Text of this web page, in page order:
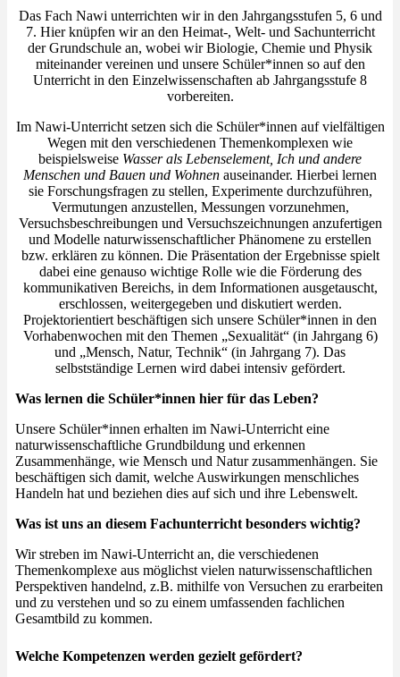
Das Fach Nawi unterrichten wir in den Jahrgangsstufen 5, 6 und
7. Hier knüpfen wir an den Heimat-, Welt- und Sachunterricht
der Grundschule an, wobei wir Biologie, Chemie und Physik
miteinander vereinen und unsere Schüler*innen so auf den
Unterricht in den Einzelwissenschaften ab Jahrgangsstufe 8
vorbereiten.
Im Nawi-Unterricht setzen sich die Schüler*innen auf vielfältigen
Wegen mit den verschiedenen Themenkomplexen wie
beispielsweise Wasser als Lebenselement, Ich und andere
Menschen und Bauen und Wohnen auseinander. Hierbei lernen
sie Forschungsfragen zu stellen, Experimente durchzuführen,
Vermutungen anzustellen, Messungen vorzunehmen,
Versuchsbeschreibungen und Versuchszeichnungen anzufertigen
und Modelle naturwissenschaftlicher Phänomene zu erstellen
bzw. erklären zu können. Die Präsentation der Ergebnisse spielt
dabei eine genauso wichtige Rolle wie die Förderung des
kommunikativen Bereichs, in dem Informationen ausgetauscht,
erschlossen, weitergegeben und diskutiert werden.
Projektorientiert beschäftigen sich unsere Schüler*innen in den
Vorhabenwochen mit den Themen „Sexualität“ (in Jahrgang 6)
und „Mensch, Natur, Technik“ (in Jahrgang 7). Das
selbstständige Lernen wird dabei intensiv gefördert.
Was lernen die Schüler*innen hier für das Leben?
Unsere Schüler*innen erhalten im Nawi-Unterricht eine
naturwissenschaftliche Grundbildung und erkennen
Zusammenhänge, wie Mensch und Natur zusammenhängen. Sie
beschäftigen sich damit, welche Auswirkungen menschliches
Handeln hat und beziehen dies auf sich und ihre Lebenswelt.
Was ist uns an diesem Fachunterricht besonders wichtig?
Wir streben im Nawi-Unterricht an, die verschiedenen
Themenkomplexe aus möglichst vielen naturwissenschaftlichen
Perspektiven handelnd, z.B. mithilfe von Versuchen zu erarbeiten
und zu verstehen und so zu einem umfassenden fachlichen
Gesamtbild zu kommen.
Welche Kompetenzen werden gezielt gefördert?